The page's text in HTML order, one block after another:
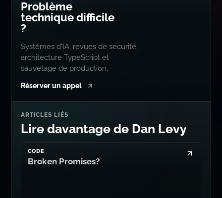
Problème
technique difficile
?
Systèmes d'IA, revues de sécurité,
architecture TypeScript et
sauvetage de production.
Réserver un appel
ARTICLES LIÉS
Lire davantage de Dan Levy
CODE
Broken Promises?